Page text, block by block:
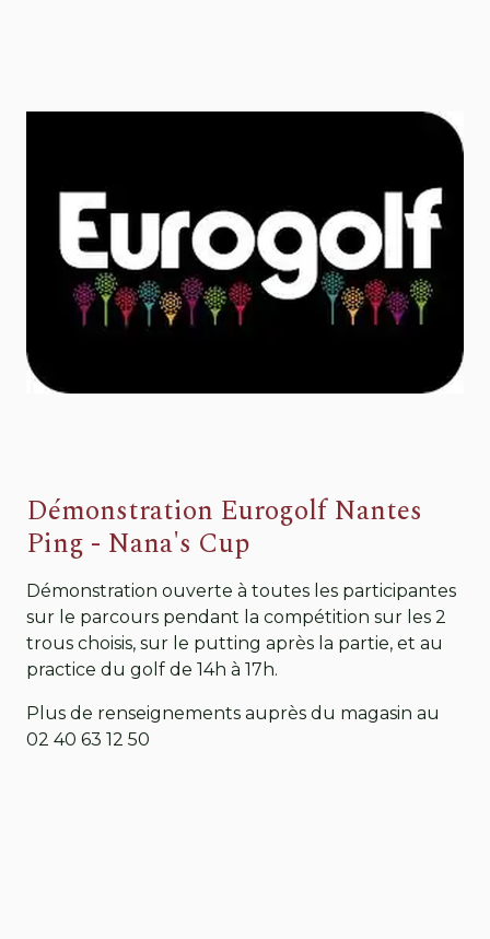
Démonstration Eurogolf Nantes
Ping - Nana's Cup
Démonstration ouverte à toutes les participantes
sur le parcours pendant la compétition sur les 2
trous choisis, sur le putting après la partie, et au
practice du golf de 14h à 17h.
Plus de renseignements auprès du magasin au
02 40 63 12 50